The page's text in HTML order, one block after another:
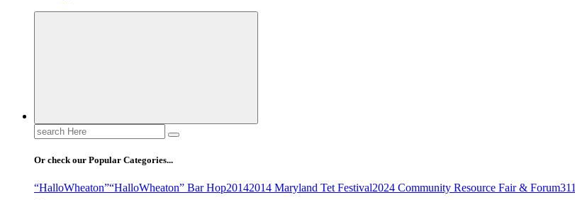
Search
for:
Or check our Popular Categories...
“HalloWheaton”“HalloWheaton” Bar Hop20142014 Maryland Tet Festival2024 Community Resource Fair & Forum311